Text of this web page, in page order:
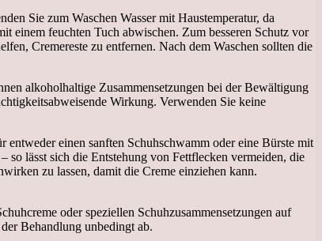
Sie zum Waschen Wasser mit Haustemperatur, da
einem feuchten Tuch abwischen. Zum besseren Schutz vor
Cremereste zu entfernen. Nach dem Waschen sollten die
alkoholhaltige Zusammensetzungen bei der Bewältigung
Wirkung. Verwenden Sie keine
einen sanften Schuhschwamm oder eine Bürste mit
so lässt sich die Entstehung von Fettflecken vermeiden, die
zu lassen, damit die Creme einziehen kann.
oder speziellen Schuhzusammensetzungen auf
Behandlung unbedingt ab.